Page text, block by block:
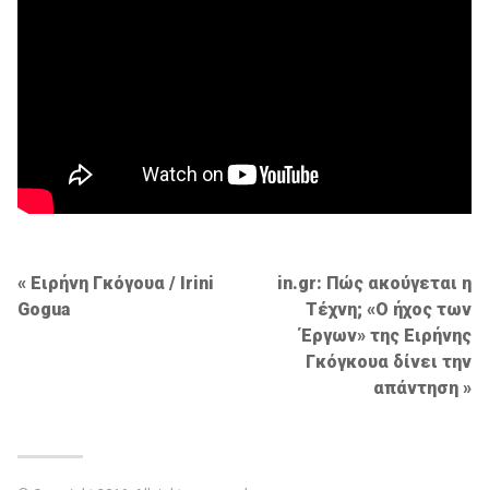
Πλοήγηση
άρθρων
Ειρήνη Γκόγουα / Irini
Gogua
in.gr: Πώς ακούγεται η
Τέχνη; «Ο ήχος των
Έργων» της Ειρήνης
Γκόγκουα δίνει την
απάντηση